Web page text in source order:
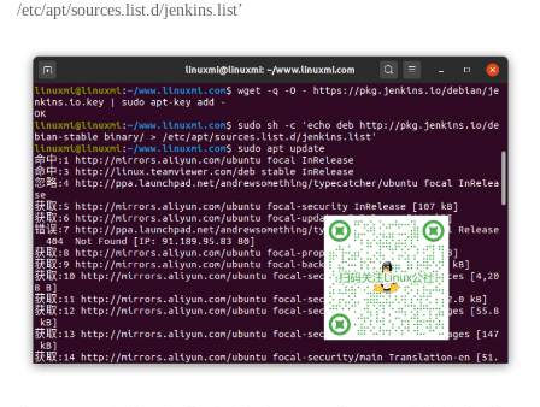
/etc/apt/sources.list.d/jenkins.list’